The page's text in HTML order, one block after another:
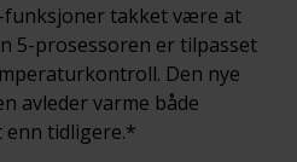
funksjoner takket være at
5-prosessoren er tilpasset
Den nye
avleder varme både
enn tidligere.*